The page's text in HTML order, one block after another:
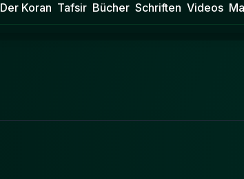
Der Koran Tafsir Bücher Schriften Videos